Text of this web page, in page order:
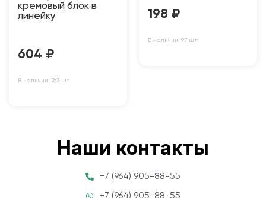
кремовый блок в
линейку
604 ₽
В наличии: 763 шт
198 ₽
В наличии: 97 шт
Наши контакты
+7 (964) 905-88-55